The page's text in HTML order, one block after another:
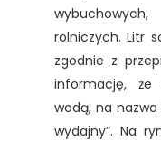
rolniczych. Litr
zgodnie z
informację, że
wodą, na
wydajny”. Na